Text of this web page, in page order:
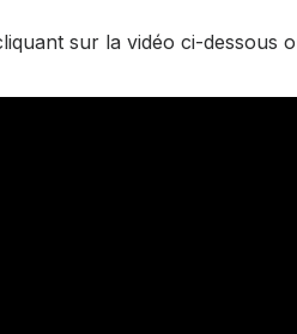
sur la vidéo ci-dessous